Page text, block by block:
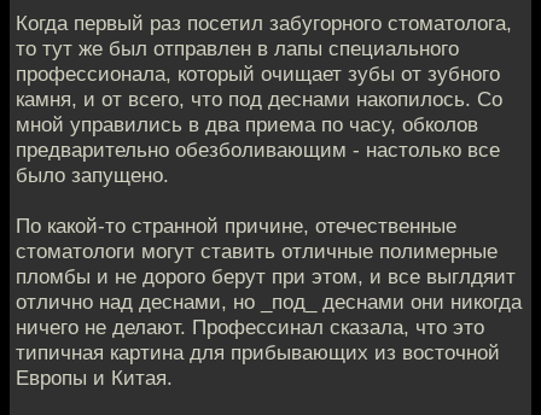
Когда первый раз посетил забугорного стоматолога,
то тут же был отправлен в лапы специального
профессионала, который очищает зубы от зубного
камня, и от всего, что под деснами накопилось. Со
мной управились в два приема по часу, обколов
предварительно обезболивающим - настолько все
было запущено.
По какой-то странной причине, отечественные
стоматологи могут ставить отличные полимерные
пломбы и не дорого берут при этом, и все выглдяит
отлично над деснами, но _под_ деснами они никогда
ничего не делают. Профессинал сказала, что это
типичная картина для прибывающих из восточной
Европы и Китая.